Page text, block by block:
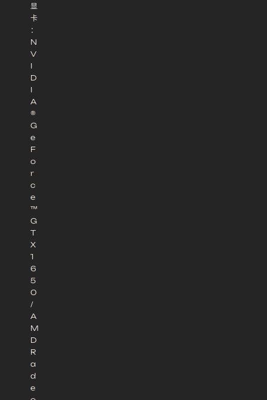
显
卡
：
N
V
I
D
I
A
®
G
e
F
o
r
c
e
™
G
T
X
1
6
5
0
/
A
M
D
R
a
d
e